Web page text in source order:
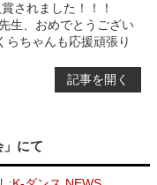
賞されました！！！
生、おめでとうござい
ちゃんも応援頑張り
記事を開く
」にて